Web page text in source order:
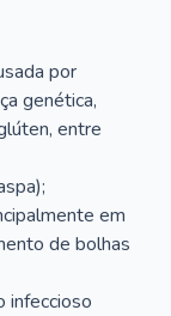
por
genética,
entre
em
de bolhas
infeccioso